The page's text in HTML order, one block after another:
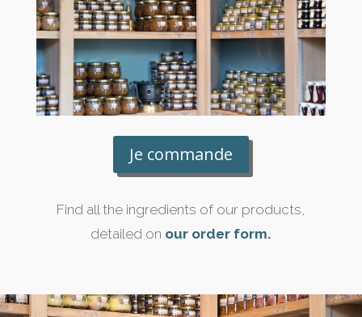
Je commande
Find all the ingredients of our products,
detailed on our order form.